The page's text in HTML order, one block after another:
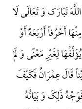
تَبَارَک وَ تَعَالَی لَا
أَحْرُفاً أَرْبَعَهًًْ أَوْ
لِغَیْرِ مَعْنًی وَ لَمْ
قَالَ عِمْرَانُ فَکَیْفَ
ذَلِکَ وَ بَیَانُهُ